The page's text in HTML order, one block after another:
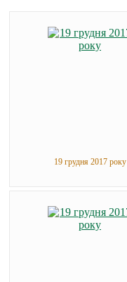
19 грудня 2017 року